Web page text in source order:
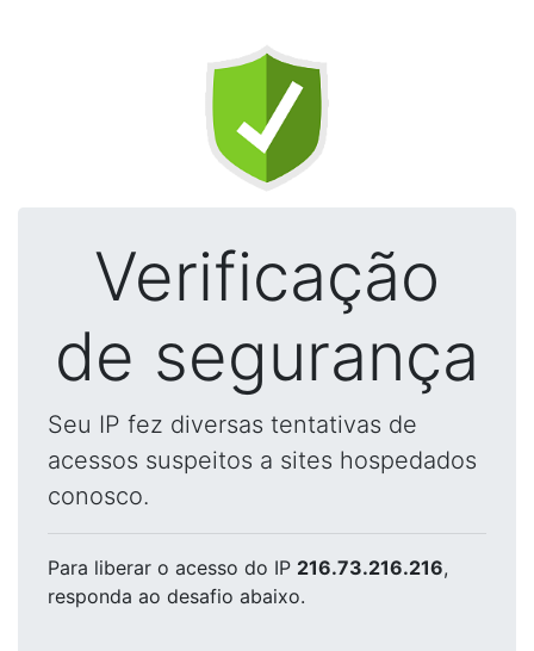
Verificação
de segurança
Seu IP fez diversas tentativas de
acessos suspeitos a sites hospedados
conosco.
Para liberar o acesso do IP 216.73.216.216,
responda ao desafio abaixo.